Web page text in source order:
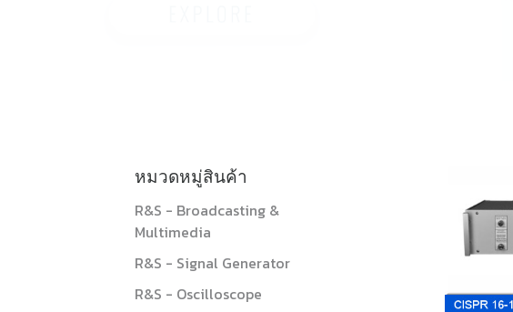
หมวดหมู่สินค้า
R&S - Broadcasting &
Multimedia
R&S - Signal Generator
R&S - Oscilloscope